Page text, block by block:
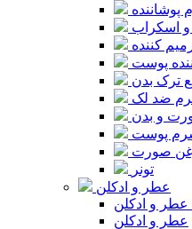
پوشاننده
و اسکراب
کننده
پوست
ترک بدن
ضد لک
و بدن
پوست
صورت
تونر
عطر و ادکلن
و ادکلن
عطر و ادکلن